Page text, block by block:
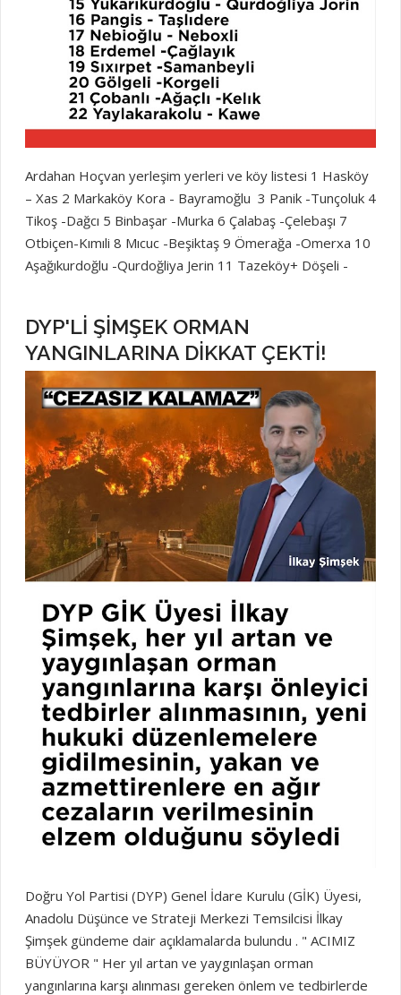
Ardahan Hoçvan yerleşim yerleri ve köy listesi 1 Hasköy
– Xas 2 Markaköy Kora - Bayramoğlu 3 Panik -Tunçoluk 4
Tikoş -Dağcı 5 Binbaşar -Murka 6 Çalabaş -Çelebaşı 7
Otbiçen-Kımıli 8 Mıcuc -Beşiktaş 9 Ömerağa -Omerxa 10
Aşağıkurdoğlu -Qurdoğliya Jerin 11 Tazeköy+ Döşeli -
Pangis - Taşlıdere 17 Nebioğlu - Neboxli 18 Erdemel
-Çağlayık 19 Sıxırpet -Samanbeyli 20 Gölgeli -Korgeli 21
Çobanlı -Ağaçlı -Kelık 22 Yaylakarakolu - Kawe #hoçvan
#hoçvanmanzara #erdexan #hoçvanhaberleri #xoçvan
#ardahanhoçvan #hoçwan #xoçwan #keşfet #doğu
#hoçfed #Hoçvanhaber #hoçder #doğuanadolu #kars
#Qers Ardahan Gazetesi Ardahanın Haberleri haberi
haber
DYP'Lİ ŞİMŞEK ORMAN
YANGINLARINA DİKKAT ÇEKTİ!
Doğru Yol Partisi (DYP) Genel İdare Kurulu (GİK) Üyesi,
Anadolu Düşünce ve Strateji Merkezi Temsilcisi İlkay
Şimşek gündeme dair açıklamalarda bulundu . " ACIMIZ
BÜYÜYOR " Her yıl artan ve yaygınlaşan orman
yangınlarına karşı alınması gereken önlem ve tedbirlerde